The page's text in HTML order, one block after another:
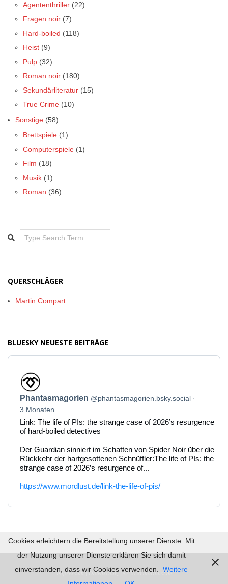
Agententhriller (22)
Fragen noir (7)
Hard-boiled (118)
Heist (9)
Pulp (32)
Roman noir (180)
Sekundärliteratur (15)
True Crime (10)
Sonstige (58)
Brettspiele (1)
Computerspiele (1)
Film (18)
Musik (1)
Roman (36)
Search
QUERSCHLÄGER
Martin Compart
BLUESKY NEUESTE BEITRÄGE
Beitrag
von
Phantasmagorien
auf
Bluesky
ansehen
Phantasmagorien @phantasmagorien.bsky.social
3 Monaten
Link: The life of PIs: the strange case of 2026’s resurgence
of hard-boiled detectives
Der Guardian sinniert im Schatten von Spider Noir über die
Rückkehr der hartgesottenen Schnüffler:The life of PIs: the
strange case of 2026’s resurgence of...
https://www.mordlust.de/link-the-life-of-pis/
Impressum |Datenschutz | © 2026mordlust.de
Cookies erleichtern die Bereitstellung unserer Dienste. Mit
der Nutzung unserer Dienste erklären Sie sich damit
einverstanden, dass wir Cookies verwenden.
Weitere